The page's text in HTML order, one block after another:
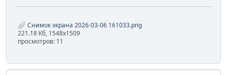
Снимок экрана 2026-03-06 161033.png
221.18 Кб, 1548x1509
просмотров: 11